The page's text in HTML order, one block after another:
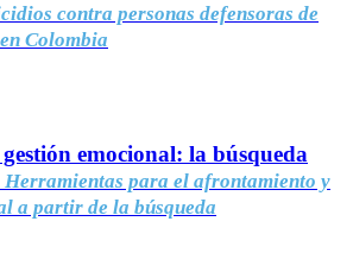
contra personas defensoras de
Colombia
emocional: la búsqueda
Herramientas para el afrontamiento y
a partir de la búsqueda